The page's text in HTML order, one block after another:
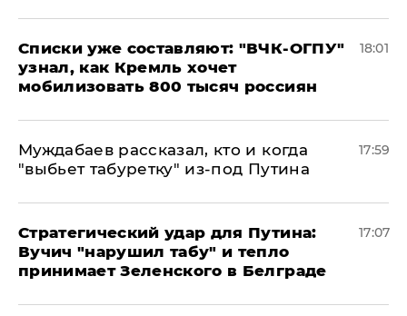
Списки уже составляют: "ВЧК-ОГПУ"
узнал, как Кремль хочет
мобилизовать 800 тысяч россиян
18:01
Муждабаев рассказал, кто и когда
"выбьет табуретку" из-под Путина
17:59
Стратегический удар для Путина:
Вучич "нарушил табу" и тепло
принимает Зеленского в Белграде
17:07